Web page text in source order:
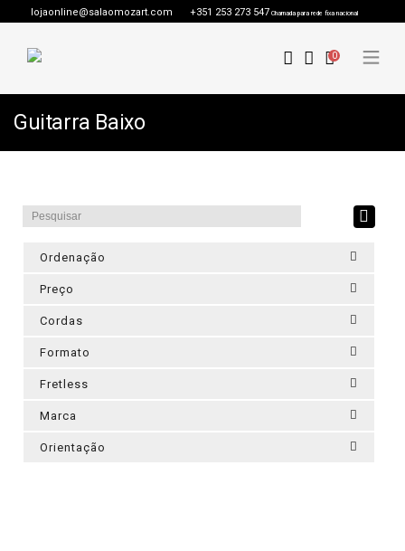
lojaonline@salaomozart.com +351 253 273 547 Chamada para rede fixa nacional
0
Guitarra Baixo
Ordenação
Preço
Cordas
Formato
Fretless
Marca
Orientação